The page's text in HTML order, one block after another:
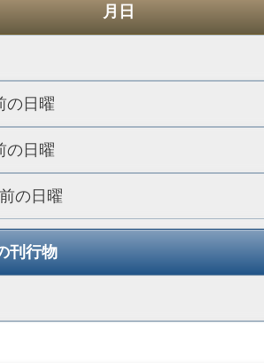
月日
の日曜
の日曜
の日曜
刊行物